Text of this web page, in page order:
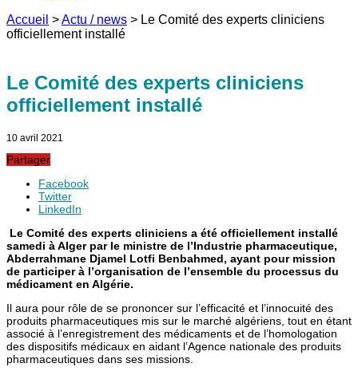
Accueil >Actu / news > Le Comité des experts cliniciens
officiellement installé
Le Comité des experts cliniciens
officiellement installé
10 avril 2021
Partager
Facebook
Twitter
LinkedIn
Le Comité des experts cliniciens a été officiellement installé
samedi à Alger par le ministre de l’Industrie pharmaceutique,
Abderrahmane Djamel Lotfi Benbahmed, ayant pour mission
de participer à l’organisation de l’ensemble du processus du
médicament en Algérie.
Il aura pour rôle de se prononcer sur l’efficacité et l’innocuité des
produits pharmaceutiques mis sur le marché algériens, tout en étant
associé à l’enregistrement des médicaments et de l’homologation
des dispositifs médicaux en aidant l’Agence nationale des produits
pharmaceutiques dans ses missions.